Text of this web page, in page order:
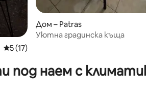
Средна оценка: 5 от 5, 17 отзива
5 (17)
Дом – Patras
Уютна градинска къща
под наем с